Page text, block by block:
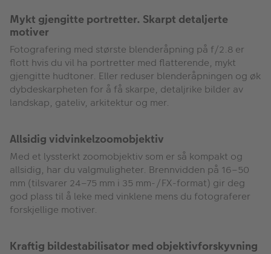
Mykt gjengitte portretter. Skarpt detaljerte
motiver
Fotografering med største blenderåpning på f/2.8 er
flott hvis du vil ha portretter med flatterende, mykt
gjengitte hudtoner. Eller reduser blenderåpningen og øk
dybdeskarpheten for å få skarpe, detaljrike bilder av
landskap, gateliv, arkitektur og mer.
Allsidig vidvinkelzoomobjektiv
Med et lyssterkt zoomobjektiv som er så kompakt og
allsidig, har du valgmuligheter. Brennvidden på 16–50
mm (tilsvarer 24–75 mm i 35 mm-/FX-format) gir deg
god plass til å leke med vinklene mens du fotograferer
forskjellige motiver.
Kraftig bildestabilisator med objektivforskyvning